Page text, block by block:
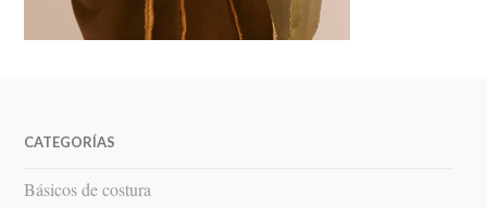
CATEGORÍAS
Básicos de costura